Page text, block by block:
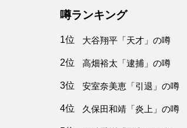
噂ランキング
1位 大谷翔平「天才」の噂
2位 高畑裕太「逮捕」の噂
3位 安室奈美恵「引退」の噂
4位 久保田和靖「炎上」の噂